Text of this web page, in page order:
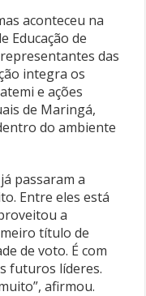
aconteceu na
Educação de
das
integra os
e ações
de Maringá,
do ambiente
passaram a
Entre eles está
a
título de
de voto. É com
futuros líderes.
afirmou.